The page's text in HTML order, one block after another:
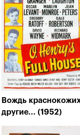
Вождь
другие... (1952)